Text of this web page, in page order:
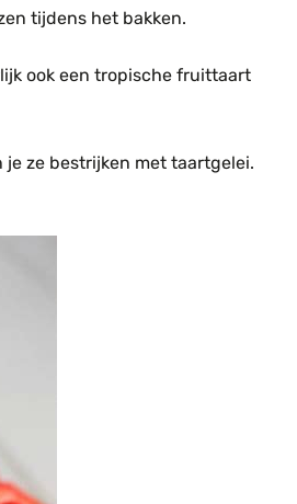
tijdens het bakken.
ook een tropische fruittaart
ze bestrijken met taartgelei.